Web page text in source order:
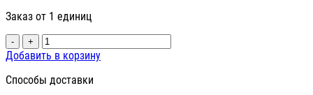
Заказ от 1 единиц
- +
Добавить в корзину
Способы доставки